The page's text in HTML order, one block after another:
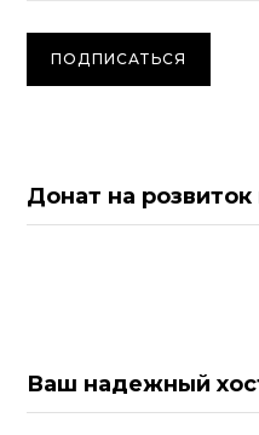
Донат на розвиток
Ваш надежный